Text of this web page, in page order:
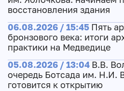
восстановления здания
06.08.2026 / 15:45 Пять
бронзового века: итоги
практики на Медведице
05.08.2026 / 13:04 В.В.
очередь Ботсада им. Н.И.
готовится к открытию